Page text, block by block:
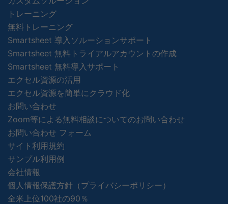
トレーニング
無料トレーニング
Smartsheet 導入ソルーションサポート
Smartsheet 無料トライアルアカウントの作成
Smartsheet 無料導入サポート
エクセル資源の活用
エクセル資源を簡単にクラウド化
お問い合わせ
Zoom等による無料相談についてのお問い合わせ
お問い合わせ フォーム
サイト利用規約
サンプル利用例
会社情報
個人情報保護方針（プライバシーポリシー）
全米上位100社の90％